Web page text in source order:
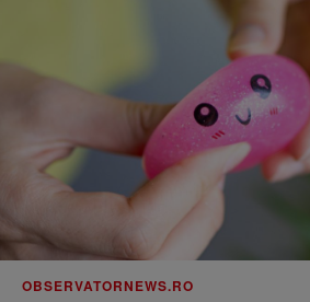
OBSERVATORNEWS.RO